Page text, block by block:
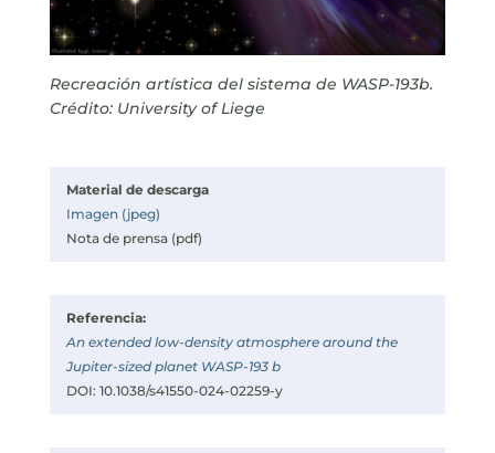
Recreación artística del sistema de WASP-193b.
Crédito: University of Liege
Material de descarga
Imagen (jpeg)
Nota de prensa (pdf)
Referencia:
An extended low-density atmosphere around the
Jupiter-sized planet WASP-193 b
DOI: 10.1038/s41550-024-02259-y